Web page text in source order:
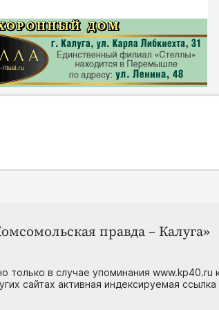
правда – Калуга»
только в случае упоминания www.kp40.ru
сайтах активная индексируемая